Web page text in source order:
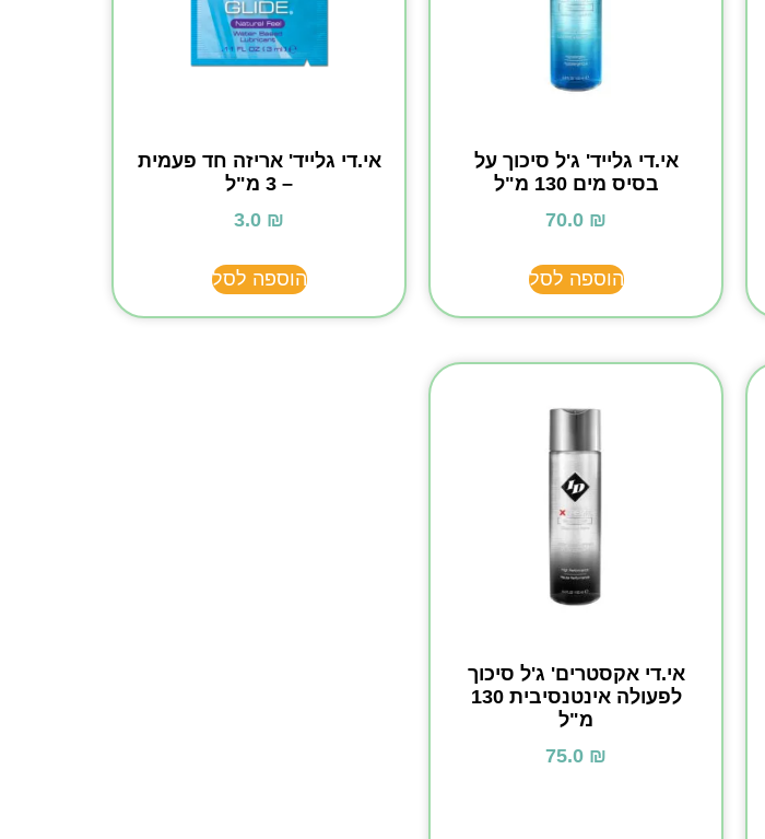
אי.די גלייד' ג'ל סיכוך על
בסיס מים 130 מ"ל
70.0 ₪
הוספה לסל
אי.די גלייד' אריזה חד פעמית
– 3 מ"ל‏
3.0 ₪
הוספה לסל
אי.די אקסטרים' ג'ל סיכוך
לפעולה אינטנסיבית 130
מ"ל
75.0 ₪